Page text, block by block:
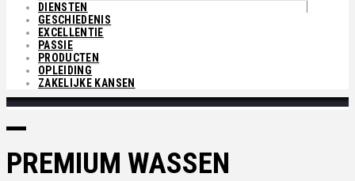
DIENSTEN
GESCHIEDENIS
EXCELLENTIE
PASSIE
PRODUCTEN
OPLEIDING
ZAKELIJKE KANSEN
PREMIUM WASSEN